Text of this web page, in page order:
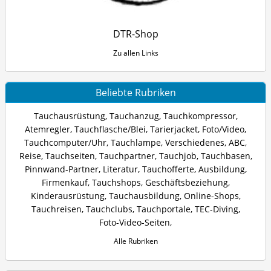
DTR-Shop
Zu allen Links
Beliebte Rubriken
Tauchausrüstung, Tauchanzug, Tauchkompressor,
Atemregler, Tauchflasche/Blei, Tarierjacket, Foto/Video,
Tauchcomputer/Uhr, Tauchlampe, Verschiedenes, ABC,
Reise, Tauchseiten, Tauchpartner, Tauchjob, Tauchbasen,
Pinnwand-Partner, Literatur, Tauchofferte, Ausbildung,
Firmenkauf, Tauchshops, Geschäftsbeziehung,
Kinderausrüstung, Tauchausbildung, Online-Shops,
Tauchreisen, Tauchclubs, Tauchportale, TEC-Diving,
Foto-Video-Seiten,
Alle Rubriken